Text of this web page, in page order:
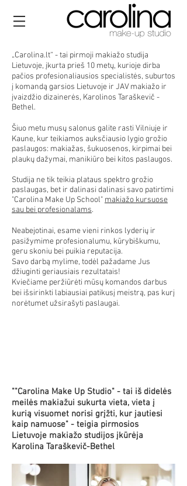
„Carolina.lt“ - tai pirmoji makiažo studija
Lietuvoje, įkurta prieš 10 metų, kurioje dirba
pačios profesionaliausios specialistės, suburtos
į komandą garsios Lietuvoje ir JAV makiažo ir
įvaizdžio dizainerės, Karolinos Taraškevič -
Bethel.
Šiuo metu musų salonus galite rasti Vilniuje ir
Kaune, kur teikiamos auksčiausio lygio grožio
paslaugos: makiažas, šukuosenos, kirpimai bei
plaukų dažymai, manikiūro bei kitos paslaugos.
Studija ne tik teikia plataus spektro grožio
paslaugas, bet ir dalinasi dalinasi savo patirtimi
"Carolina Make Up School" makiažo kursuose
sau bei profesionalams.
Neabejotinai, esame vieni rinkos lyderių ir
pasižymime profesionalumu, kūrybiškumu,
geru skoniu bei puikia reputacija.
Savo darbą mylime, todėl pažadame Jus
džiuginti geriausiais rezultatais!
Kviečiame peržiūrėti mūsų komandos darbus
bei išsirinkti labiausiai patikusį meistrą, pas kurį
norėtumet užsirašyti paslaugai.
""Carolina Make Up Studio" - tai iš didelės
meilės makiažui sukurta vieta, vieta į
kurią visuomet norisi grįžti, kur jautiesi
kaip namuose" - teigia pirmosios
Lietuvoje makiažo studijos įkūrėja
Karolina Taraškevič-Bethel